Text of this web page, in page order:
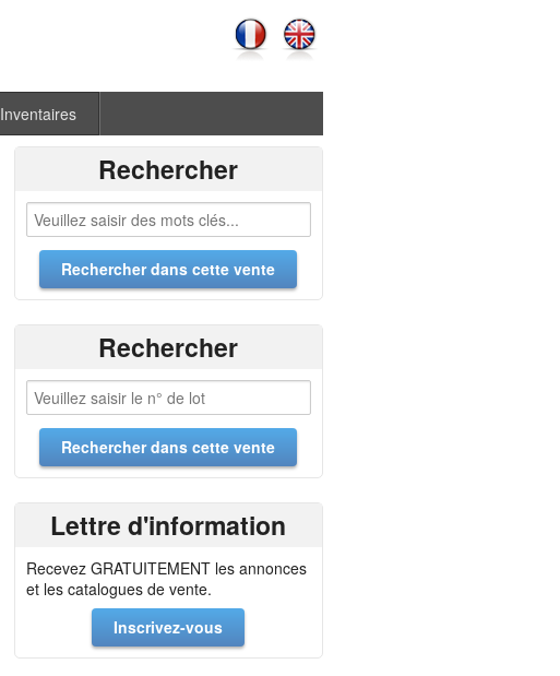
Inventaires
Rechercher
Rechercher
Lettre d'information
Recevez GRATUITEMENT les annonces
et les catalogues de vente.
Inscrivez-vous